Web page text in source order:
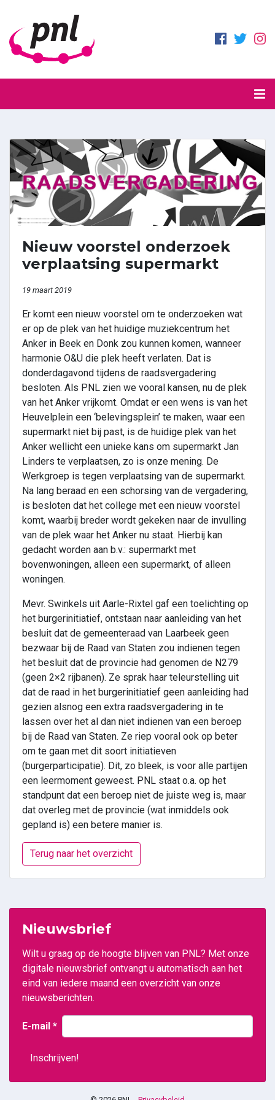
Nieuw voorstel onderzoek
verplaatsing supermarkt
19 maart 2019
Er komt een nieuw voorstel om te onderzoeken wat
er op de plek van het huidige muziekcentrum het
Anker in Beek en Donk zou kunnen komen, wanneer
harmonie O&U die plek heeft verlaten. Dat is
donderdagavond tijdens de raadsvergadering
besloten. Als PNL zien we vooral kansen, nu de plek
van het Anker vrijkomt. Omdat er een wens is van het
Heuvelplein een ‘belevingsplein’ te maken, waar een
supermarkt niet bij past, is de huidige plek van het
Anker wellicht een unieke kans om supermarkt Jan
Linders te verplaatsen, zo is onze mening. De
Werkgroep is tegen verplaatsing van de supermarkt.
Na lang beraad en een schorsing van de vergadering,
is besloten dat het college met een nieuw voorstel
komt, waarbij breder wordt gekeken naar de invulling
van de plek waar het Anker nu staat. Hierbij kan
gedacht worden aan b.v.: supermarkt met
bovenwoningen, alleen een supermarkt, of alleen
woningen.
Mevr. Swinkels uit Aarle-Rixtel gaf een toelichting op
het burgerinitiatief, ontstaan naar aanleiding van het
besluit dat de gemeenteraad van Laarbeek geen
bezwaar bij de Raad van Staten zou indienen tegen
het besluit dat de provincie had genomen de N279
(geen 2×2 rijbanen). Ze sprak haar teleurstelling uit
dat de raad in het burgerinitiatief geen aanleiding had
gezien alsnog een extra raadsvergadering in te
lassen over het al dan niet indienen van een beroep
bij de Raad van Staten. Ze riep vooral ook op beter
om te gaan met dit soort initiatieven
(burgerparticipatie). Dit, zo bleek, is voor alle partijen
een leermoment geweest. PNL staat o.a. op het
standpunt dat een beroep niet de juiste weg is, maar
dat overleg met de provincie (wat inmiddels ook
gepland is) een betere manier is.
Terug naar het overzicht
Nieuwsbrief
Wilt u graag op de hoogte blijven van PNL? Met onze
digitale nieuwsbrief ontvangt u automatisch aan het
eind van iedere maand een overzicht van onze
nieuwsberichten.
E-mail *